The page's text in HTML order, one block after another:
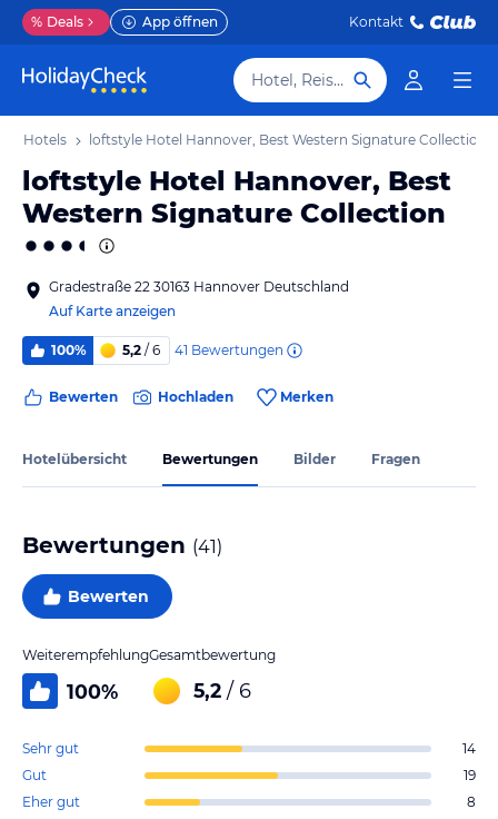
% Deals App öffnen Kontakt
Hotel, Reiseziel
Hotels loftstyle Hotel Hannover, Best Western Signature Collection
loftstyle Hotel Hannover, Best
Western Signature Collection
Gradestraße 22 30163 Hannover Deutschland
Auf Karte anzeigen
100% 5,2 / 6 41 Bewertungen
Bewerten Hochladen Merken
Hotelübersicht Bewertungen Bilder Fragen
Bewertungen (41)
Bewerten
Weiterempfehlung
100%
Gesamtbewertung
5,2 / 6
Sehr gut
14
Gut
19
Eher gut
8